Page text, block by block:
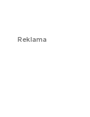
Reklama